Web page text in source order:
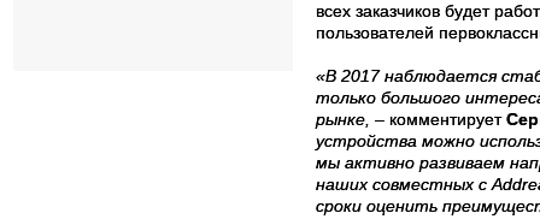
всех заказчиков будет
пользователей
«В 2017 наблюдается
только большого
рынке, – комментирует
устройства можно
мы активно развиваем
наших совместных с
сроки оценить